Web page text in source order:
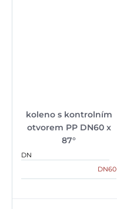
koleno s kontrolním
otvorem PP DN60 x
87°
DN
DN60